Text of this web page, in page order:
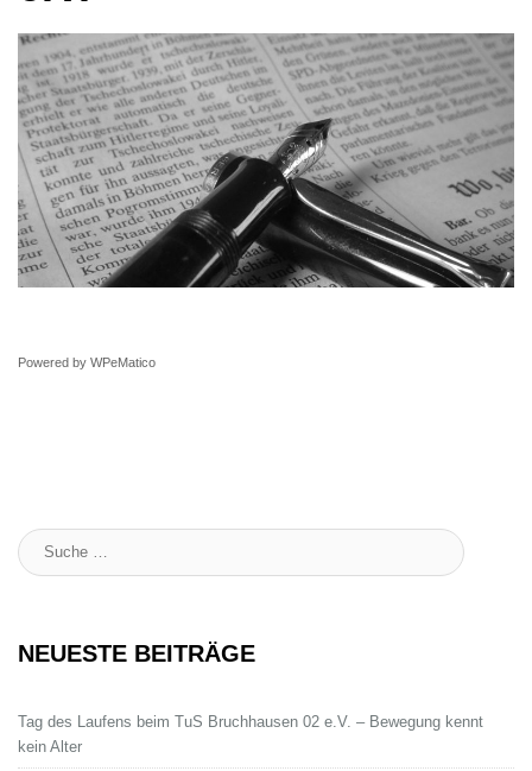
Powered by WPeMatico
Suche
:
NEUESTE BEITRÄGE
Tag des Laufens beim TuS Bruchhausen 02 e.V. – Bewegung kennt
kein Alter